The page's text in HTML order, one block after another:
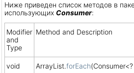
Ниже приведен список методов в
использующих Consumer:
Modifier
and
Type
Method and Description
void ArrayList.forEach